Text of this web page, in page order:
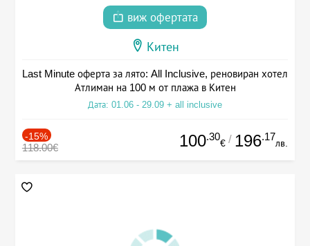
виж офертата
Китен
Last Minute оферта за лято: All Inclusive, реновиран хотел
Атлиман на 100 м от плажа в Китен
Дата: 01.06 - 29.09 + all inclusive
-15%
118.00€ 100.30
€ / 196.17
лв.